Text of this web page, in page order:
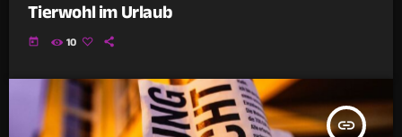
Tierwohl im Urlaub
today 10
insert_link